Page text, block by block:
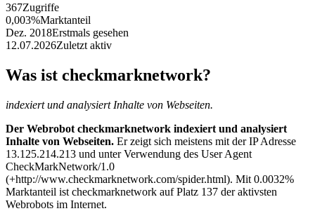
367Zugriffe
0,003%Marktanteil
Dez. 2018Erstmals gesehen
12.07.2026Zuletzt aktiv
Was ist checkmarknetwork?
indexiert und analysiert Inhalte von Webseiten.
Der Webrobot checkmarknetwork indexiert und analysiert
Inhalte von Webseiten. Er zeigt sich meistens mit der IP Adresse
13.125.214.213 und unter Verwendung des User Agent
CheckMarkNetwork/1.0
(+http://www.checkmarknetwork.com/spider.html). Mit 0.0032%
Marktanteil ist checkmarknetwork auf Platz 137 der aktivsten
Webrobots im Internet.